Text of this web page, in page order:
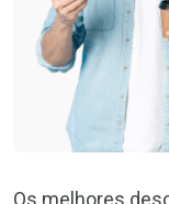
Os melhores